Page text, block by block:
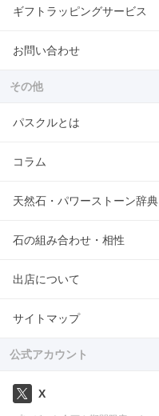
ギフトラッピングサービス
お問い合わせ
その他
パスクルとは
コラム
天然石・パワーストーン辞典
石の組み合わせ・相性
出店について
サイトマップ
公式アカウント
X